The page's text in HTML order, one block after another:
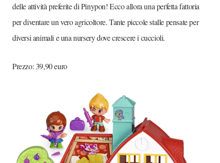
delle attività preferite di Pinypon! Ecco allora una perfetta fattoria
per diventare un vero agricoltore. Tante piccole stalle pensate per
diversi animali e una nursery dove crescere i cuccioli.
Prezzo: 39,90 euro